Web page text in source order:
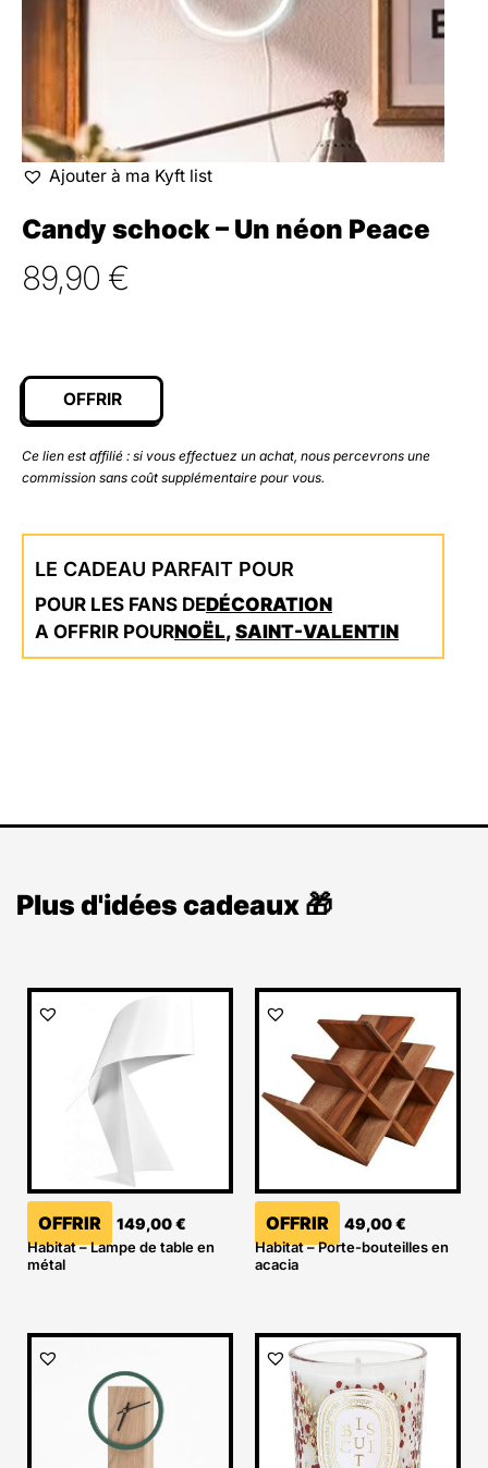
Ajouter à ma Kyft list
Candy schock – Un néon Peace
89,90 €
OFFRIR
Ce lien est affilié : si vous effectuez un achat, nous percevrons une
commission sans coût supplémentaire pour vous.
LE CADEAU PARFAIT POUR
POUR LES FANS DEDÉCORATION
A OFFRIR POURNOËL, SAINT-VALENTIN
Plus d'idées cadeaux 🎁
OFFRIR 149,00€
Habitat – Lampe de table en
métal
OFFRIR 49,00€
Habitat – Porte-bouteilles en
acacia